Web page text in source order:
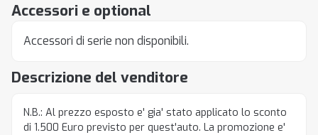
Descrizione del venditore
N.B.: Al prezzo esposto e' gia' stato applicato lo sconto
di 1.500 Euro previsto per quest'auto. La promozione e'
Accessori e optional
Accessori di serie non disponibili.